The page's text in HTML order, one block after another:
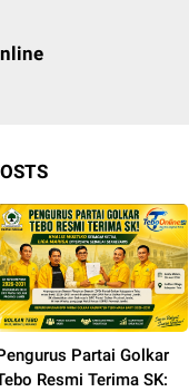
Partai Golkar
Resmi Terima SK: